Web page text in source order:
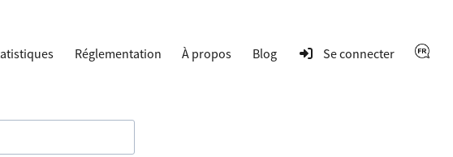
Réglementation À propos Blog Se connecter